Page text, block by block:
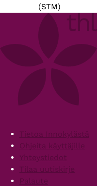
(STM)
FooterTietoa Innokylästä
Ohjeita käyttäjille
Yhteystiedot
Tilaa uutiskirje
Palaute